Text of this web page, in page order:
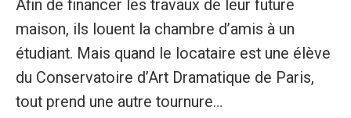
Afin de financer les travaux de leur future
maison, ils louent la chambre d’amis à un
étudiant. Mais quand le locataire est une élève
du Conservatoire d’Art Dramatique de Paris,
tout prend une autre tournure…